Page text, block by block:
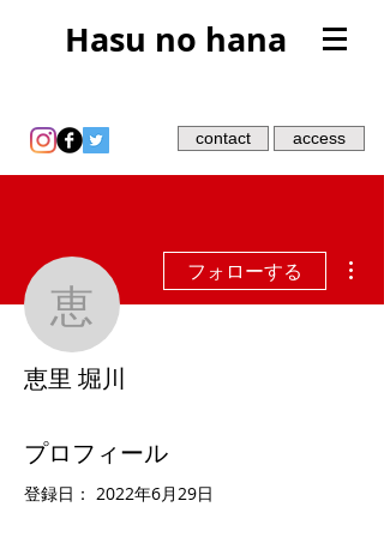
Hasu no hana
contact access
恵里 堀川
フォローする
恵里 堀川
プロフィール
登録日： 2022年6月29日